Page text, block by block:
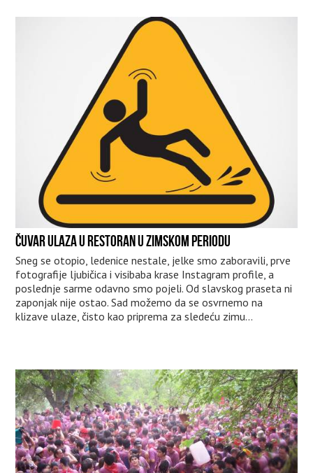
ČUVAR ULAZA U RESTORAN U ZIMSKOM PERIODU
Sneg se otopio, ledenice nestale, jelke smo zaboravili, prve
fotografije ljubičica i visibaba krase Instagram profile, a
poslednje sarme odavno smo pojeli. Od slavskog praseta ni
zaponjak nije ostao. Sad možemo da se osvrnemo na
klizave ulaze, čisto kao priprema za sledeću zimu...